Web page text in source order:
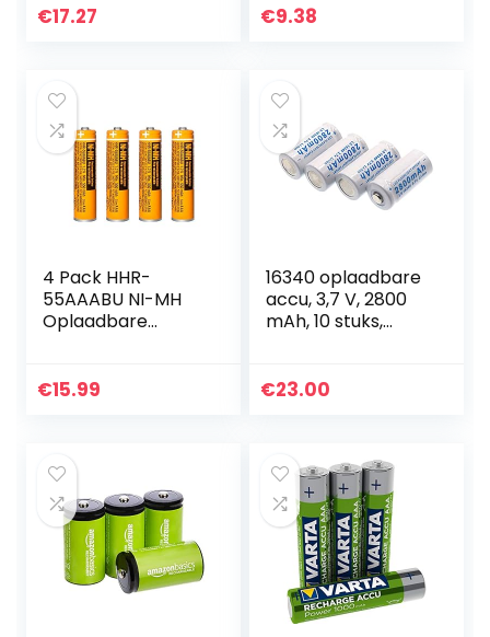
Laadcycli, Extra
€17.27 €9.38
4 Pack HHR-
55AAABU NI-MH
Oplaadbare
550mAh AAA
€15.99
16340 oplaadbare
accu, 3,7 V, 2800
mAh, 10 stuks,
lithium Li-ion
€23.00